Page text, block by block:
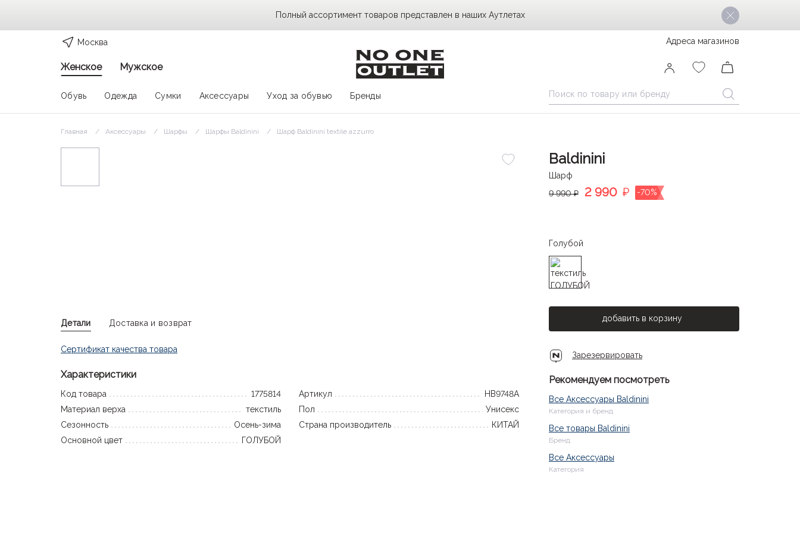
Главная Аксессуары Шарфы Шарфы Baldinini Шарф Baldinini textile azzurro
Baldinini
Шарф
9 990 ₽
2 990 ₽ -70%
Голубой
добавить в корзину
Зарезервировать
Рекомендуем посмотреть
Все Аксессуары Baldinini
Категория и бренд
Все товары Baldinini
Бренд
Все Аксессуары
Категория
Детали Доставка и возврат
Сертификат качества товара
Характеристики
Код товара
1775814
Материал верха
текстиль
Сезонность
Осень-зима
Основной цвет
ГОЛУБОЙ
Артикул
HB9748A
Пол
Унисекс
Страна производитель
КИТАЙ
Полный ассортимент товаров представлен в наших Аутлетах
Москва Адреса магазинов
Женское Мужское
Обувь Одежда Сумки Аксессуары Уход за обувью Бренды